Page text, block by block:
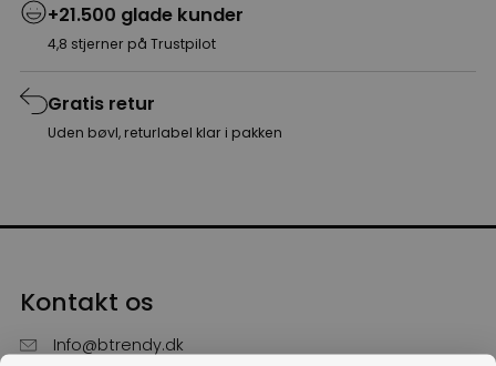
+21.500 glade kunder
4,8 stjerner på Trustpilot
Gratis retur
Uden bøvl, returlabel klar i pakken
Kontakt os
Info@btrendy.dk